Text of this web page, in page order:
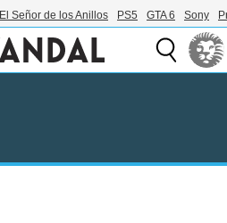
El Señor de los Anillos PS5 GTA 6 Sony